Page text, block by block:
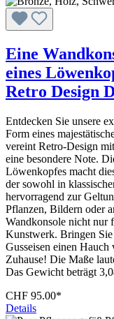
Eine
eines
Retro Design
Entdecken Sie unsere
Form eines
vereint Retro-Design
eine besondere Note.
Löwenkopfes macht
der sowohl in
hervorragend zur
Pflanzen, Bildern oder
Wandkonsole nicht nur
Kunstwerk. Bringen
Gusseisen einen
Zuhause! Die Maße
Das Gewicht beträgt
CHF 95.00*
Details